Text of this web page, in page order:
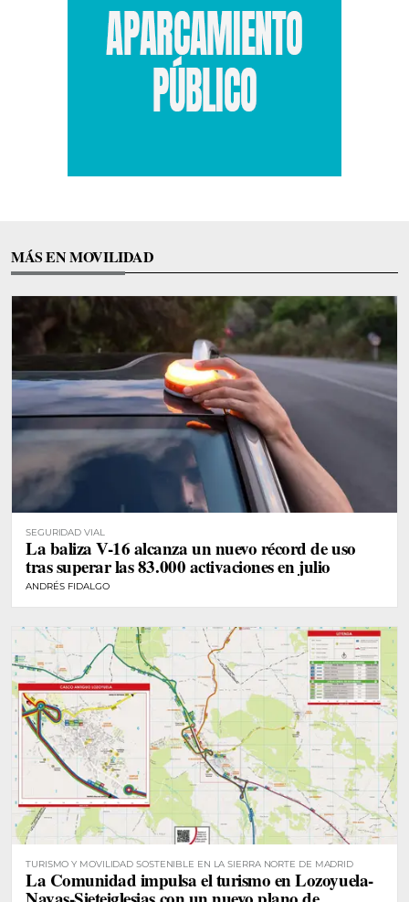
MÁS EN MOVILIDAD
SEGURIDAD VIAL
La baliza V-16 alcanza un nuevo récord de uso
tras superar las 83.000 activaciones en julio
ANDRÉS FIDALGO
TURISMO Y MOVILIDAD SOSTENIBLE EN LA SIERRA NORTE DE MADRID
La Comunidad impulsa el turismo en Lozoyuela-